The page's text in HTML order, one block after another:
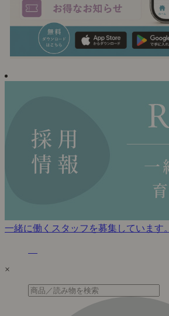
一緒に働くスタッフを募集しています。
×